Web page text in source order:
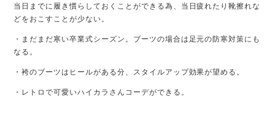
当日までに履き慣らしておくことができる為、当日疲れたり靴擦れな
どをおこすことが少ない。
・まだまだ寒い卒業式シーズン。ブーツの場合は足元の防寒対策にも
なる。
・袴のブーツはヒールがある分、スタイルアップ効果が望める。
・レトロで可愛いハイカラさんコーデができる。